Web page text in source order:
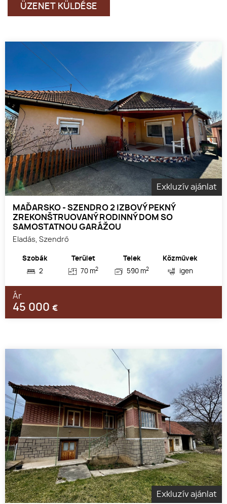
Exkluzív ajánlat
MAĎARSKO - SZENDRO 2 IZBOVÝ PEKNÝ
ZREKONŠTRUOVANÝ RODINNÝ DOM SO
SAMOSTATNOU GARÁŽOU
Eladás, Szendrő
Szobák
2
Terület
70 m2
Telek
590 m2
Közművek
igen
Ár
45 000 €
Exkluzív ajánlat